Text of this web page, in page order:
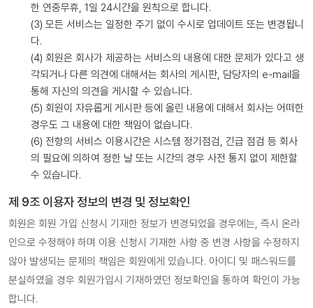
한 연중무휴, 1일 24시간을 원칙으로 합니다.
(3) 모든 서비스는 일정한 주기 없이 수시로 업데이트 또는 변경됩니
다.
(4) 회원은 회사가 제공하는 서비스의 내용에 대한 문제가 있다고 생
각되거나 다른 의견에 대해서는 회사의 게시판, 담당자의 e-mail을
통해 자신의 의견을 게시할 수 있습니다.
(5) 회원이 자유롭게 게시판 등에 올린 내용에 대해서 회사는 어떠한
경우도 그 내용에 대한 책임이 없습니다.
(6) 전항의 서비스 이용시간은 시스템 정기점검, 긴급 점검 등 회사
의 필요에 의하여 정한 날 또는 시간의 경우 사전 통지 없이 제한할
수 있습니다.
제 9조 이용자 정보의 변경 및 정보확인
회원은 회원 가입 신청시 기재한 정보가 변경되었을 경우에는, 즉시 온라
인으로 수정해야 하며 이용 신청시 기재한 사항 중 변경 사항을 수정하지
않아 발생되는 문제의 책임은 회원에게 있습니다. 아이디 및 패스워드를
분실하였을 경우 회원가입시 기재하였던 정보확인을 통하여 확인이 가능
합니다.